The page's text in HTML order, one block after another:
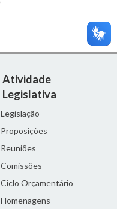
Atividade
Legislativa
Legislação
Proposições
Reuniões
Comissões
Ciclo Orçamentário
Homenagens